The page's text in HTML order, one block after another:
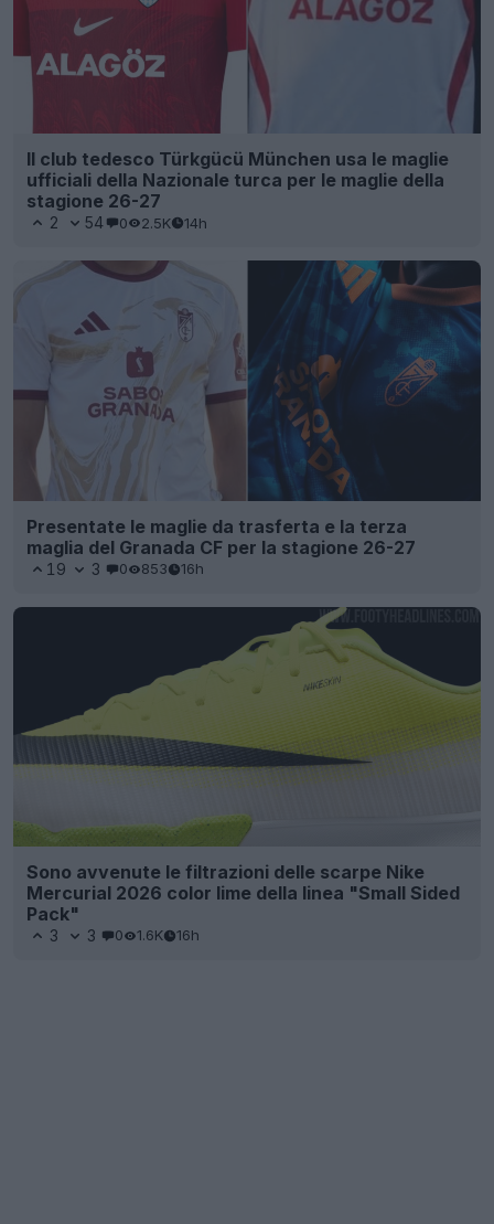
Il club tedesco Türkgücü München usa le maglie
ufficiali della Nazionale turca per le maglie della
stagione 26-27
2 54 0 2.5K 14h
Presentate le maglie da trasferta e la terza
maglia del Granada CF per la stagione 26-27
19 3 0 853 16h
Sono avvenute le filtrazioni delle scarpe Nike
Mercurial 2026 color lime della linea "Small Sided
Pack"
3 3 0 1.6K 16h